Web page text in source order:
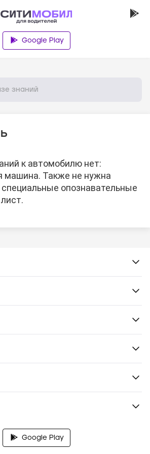
Google Play
к автомобилю нет:
машина. Также не нужна
специальные опознавательные
Google Play